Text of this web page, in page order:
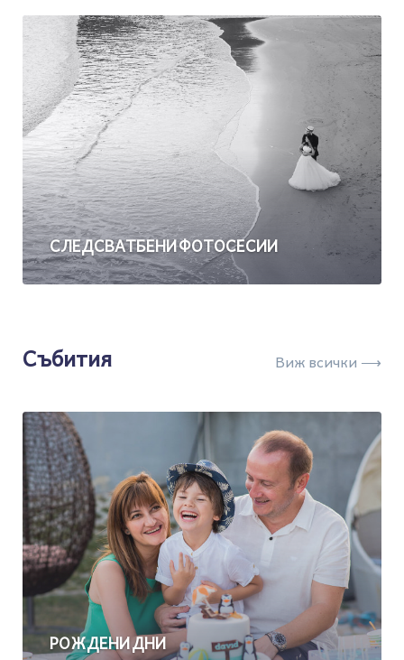
СЛЕДСВАТБЕНИ ФОТОСЕСИИ
Събития Виж всички ⟶
РОЖДЕНИ ДНИ